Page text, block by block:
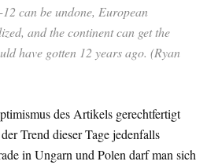
can be undone, European
and the continent can get the
have gotten 12 years ago. (Ryan
des Artikels gerechtfertigt
Trend dieser Tage jedenfalls
in Ungarn und Polen darf man sich